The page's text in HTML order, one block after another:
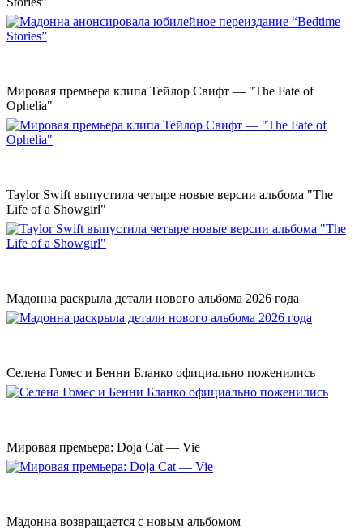
Мировая премьера клипа Тейлор Свифт — "The Fate of
Ophelia"
Taylor Swift выпустила четыре новые версии альбома "The
Life of a Showgirl"
Мадонна раскрыла детали нового альбома 2026 года
Селена Гомес и Бенни Бланко официально поженились
Мировая премьера: Doja Cat — Vie
Мадонна возвращается с новым альбомом